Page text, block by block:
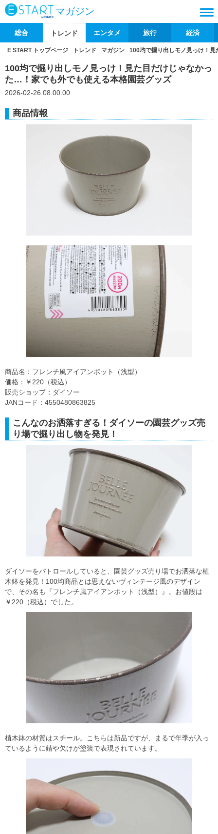
マガジン
総合 トレンド エンタメ 旅行 経済
E START トップページ トレンド マガジン 100均で掘り出しモノ見っけ！
100均で掘り出しモノ見っけ！見た目だけじゃなかっ
た…！家でも外でも使える本格園芸グッズ
2026-02-26 08:00:00
商品情報
商品名：フレンチ風アイアンポット（浅型）
価格：￥220（税込）
販売ショップ：ダイソー
JANコード：4550480863825
こんなのお洒落すぎる！ダイソーの園芸グッズ売
り場で掘り出し物を発見！
ダイソーをパトロールしていると、園芸グッズ売り場でお洒落な植
木鉢を発見！100均商品とは思えないヴィンテージ風のデザイン
で、その名も『フレンチ風アイアンポット（浅型）』。お値段は
￥220（税込）でした。
植木鉢の材質はスチール。こちらは新品ですが、まるで年季が入っ
ているように錆や欠けが塗装で表現されています。